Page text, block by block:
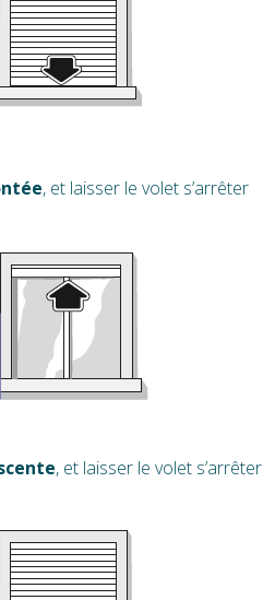
, et laisser le volet s’arrêter
, et laisser le volet s’arrêter